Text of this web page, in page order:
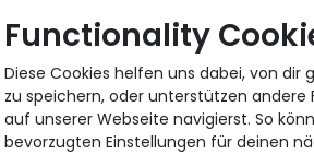
Functionality
Diese Cookies helfen uns dabei, von dir
zu speichern, oder unterstützen andere
auf unserer Webseite navigierst. So
bevorzugten Einstellungen für deinen